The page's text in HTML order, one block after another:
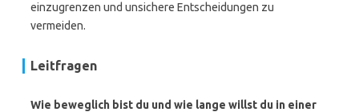
einzugrenzen und unsichere Entscheidungen zu
vermeiden.
Leitfragen
Wie beweglich bist du und wie lange willst du in einer